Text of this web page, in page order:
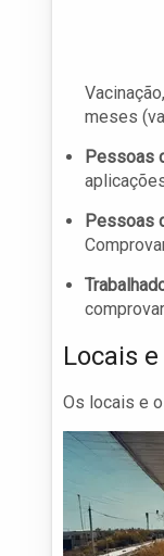
meses
Pessoas
Pessoas
Locais
Os locais e